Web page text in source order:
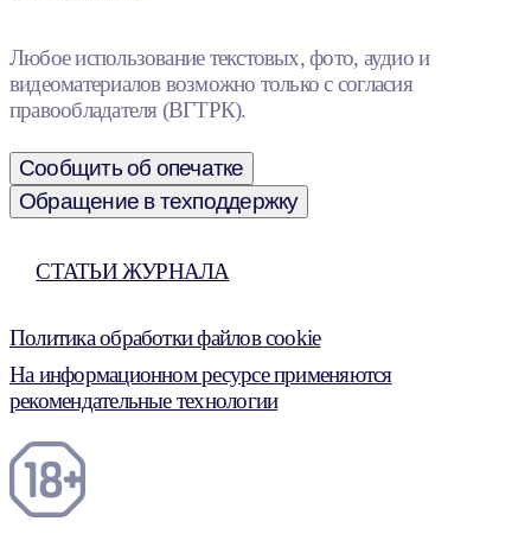
Любое использование текстовых, фото, аудио и
видеоматериалов возможно только с согласия
правообладателя (ВГТРК).
Сообщить об опечатке
Обращение в техподдержку
СТАТЬИ ЖУРНАЛА
Политика обработки файлов cookie
На информационном ресурсе применяются
рекомендательные технологии